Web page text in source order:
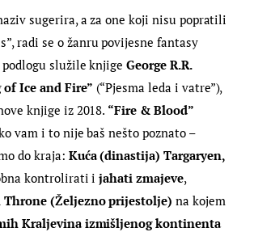
sugerira, a za one koji nisu popratili
radi se o žanru povijesne fantasy
podlogu služile knjige George R.R.
of Ice and Fire” (“Pjesma leda i vatre”),
knjige iz 2018. “Fire & Blood”
vam i to nije baš nešto poznato –
do kraja: Kuća (dinastija) Targaryen,
kontrolirati i jahati zmajeve,
Throne (Željezno prijestolje) na kojem
Kraljevina izmišljenog kontinenta